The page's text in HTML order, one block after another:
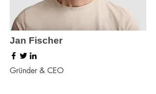
Jan Fischer
Gründer & CEO